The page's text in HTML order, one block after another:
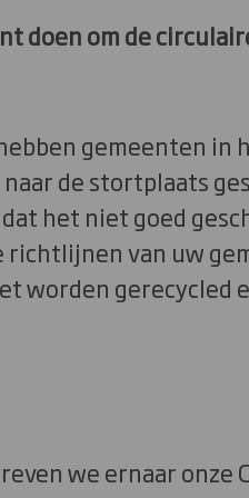
doen om de
gemeenten in
de stortplaats
het niet goed
van uw
worden gerecycled
we ernaar onze